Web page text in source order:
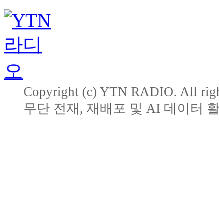
Copyright (c) YTN RADIO. All
무단 전재, 재배포 및 AI 데이터